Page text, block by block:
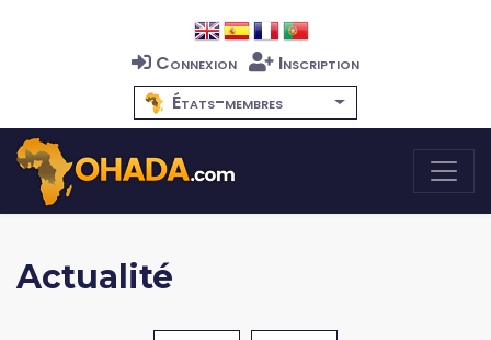
Connexion
Inscription
États-membres
Actualité